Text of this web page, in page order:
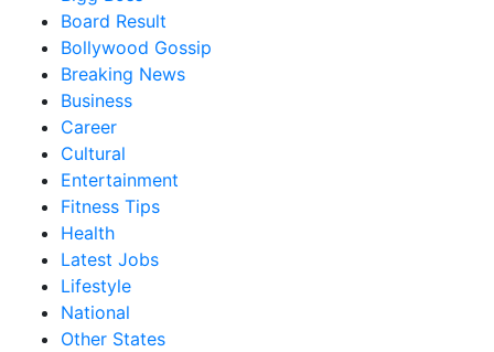
Board Result
Bollywood Gossip
Breaking News
Business
Career
Cultural
Entertainment
Fitness Tips
Health
Latest Jobs
Lifestyle
National
Other States